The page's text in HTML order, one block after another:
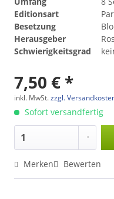
Editionsart
Besetzung
Herausgeber
Schwierigkeitsgrad
7,50 € *
inkl. MwSt.zzgl.
Sofort versandfertig
Merken Bewerten